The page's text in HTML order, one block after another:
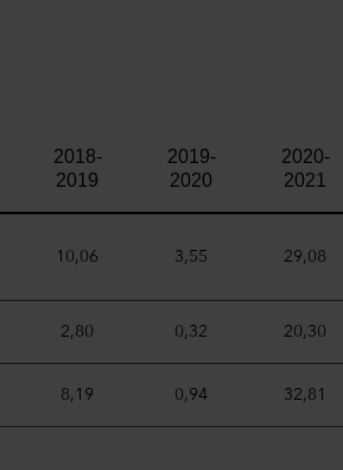
2018-
2019
2019-
2020
2020-
2021
10,06 3,55 29,08
2,80 0,32 20,30
8,19 0,94 32,81